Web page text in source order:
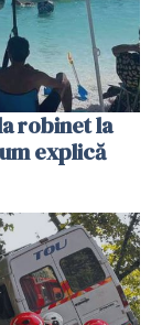
robinet la
explică